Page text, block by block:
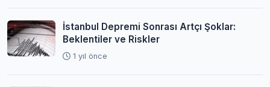
İstanbul Depremi Sonrası Artçı Şoklar:
Beklentiler ve Riskler
1 yıl önce